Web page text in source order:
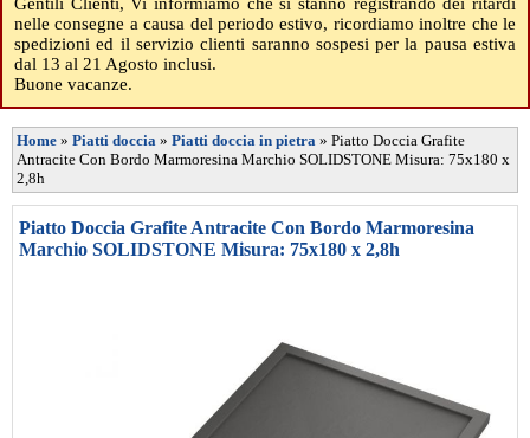
nelle consegne a causa del periodo estivo, ricordiamo inoltre che le
spedizioni ed il servizio clienti saranno sospesi per la pausa estiva
dal 13 al 21 Agosto inclusi.
Buone vacanze.
Home » Piatti doccia » Piatti doccia in pietra » Piatto Doccia Grafite
Antracite Con Bordo Marmoresina Marchio SOLIDSTONE Misura: 75x180 x
2,8h
Piatto Doccia Grafite Antracite Con Bordo Marmoresina
Marchio SOLIDSTONE Misura: 75x180 x 2,8h